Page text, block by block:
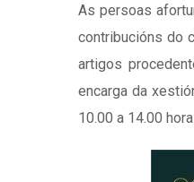
As persoas
contribucións do
artigos
encarga da
10.00 a 14.00